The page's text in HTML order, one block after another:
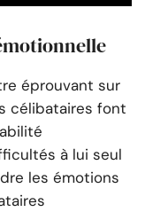
éprouvant sur
célibataires font
à lui seul
les émotions